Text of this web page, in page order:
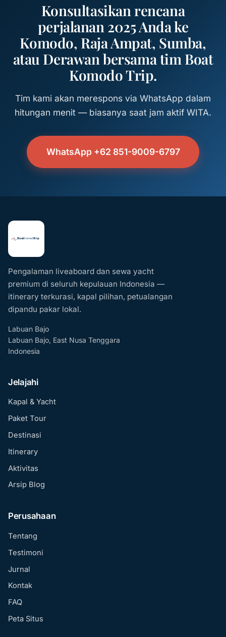
Konsultasikan rencana
perjalanan 2025 Anda ke
Komodo, Raja Ampat, Sumba,
atau Derawan bersama tim Boat
Komodo Trip.
Tim kami akan merespons via WhatsApp dalam
hitungan menit — biasanya saat jam aktif WITA.
WhatsApp +62 851-9009-6797
Pengalaman liveaboard dan sewa yacht
premium di seluruh kepulauan Indonesia —
itinerary terkurasi, kapal pilihan, petualangan
dipandu pakar lokal.
Labuan Bajo
Labuan Bajo, East Nusa Tenggara
Indonesia
Jelajahi
Kapal & Yacht
Paket Tour
Destinasi
Itinerary
Aktivitas
Arsip Blog
Perusahaan
Tentang
Testimoni
Jurnal
Kontak
FAQ
Peta Situs